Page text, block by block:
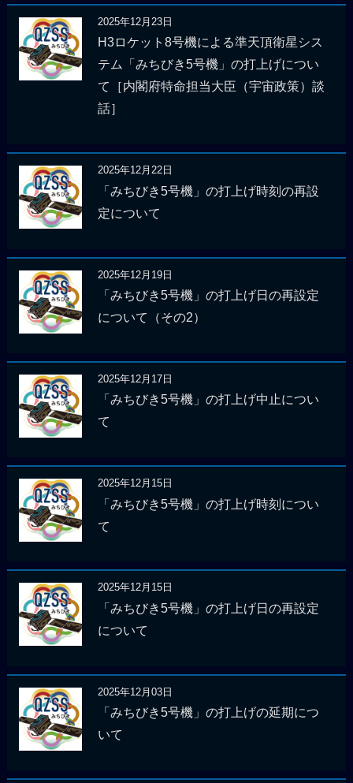
2025年12月23日
H3ロケット8号機による準天頂衛星シス
テム「みちびき5号機」の打上げについ
て［内閣府特命担当大臣（宇宙政策）談
話］
2025年12月22日
「みちびき5号機」の打上げ時刻の再設
定について
2025年12月19日
「みちびき5号機」の打上げ日の再設定
について（その2）
2025年12月17日
「みちびき5号機」の打上げ中止につい
て
2025年12月15日
「みちびき5号機」の打上げ時刻につい
て
2025年12月15日
「みちびき5号機」の打上げ日の再設定
について
2025年12月03日
「みちびき5号機」の打上げの延期につ
いて